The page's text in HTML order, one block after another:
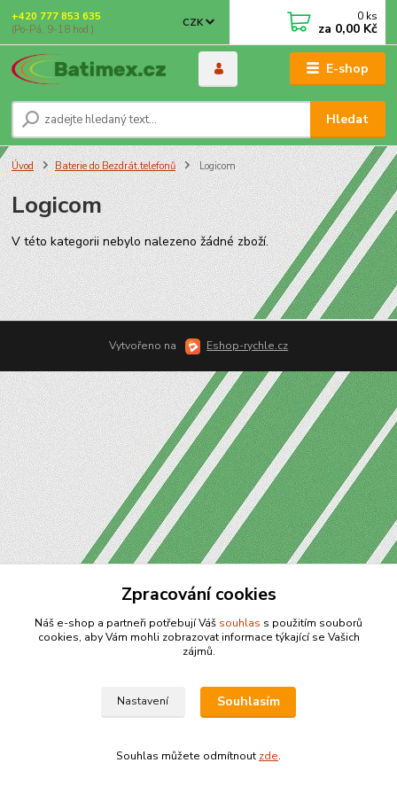
E-shop
CZK
Hledat
+420 777 853 635
(Po-Pá, 9-18 hod.)
0 ks
za 0,00 Kč
Úvod Baterie do Bezdrát.telefonů Logicom
Logicom
V této kategorii nebylo nalezeno žádné zboží.
Vytvořeno na Eshop-rychle.cz
Zpracování cookies
Náš e-shop a partneři potřebují Váš souhlas s použitím souborů
cookies, aby Vám mohli zobrazovat informace týkající se Vašich
zájmů.
Nastavení Souhlasím
Souhlas můžete odmítnout zde.